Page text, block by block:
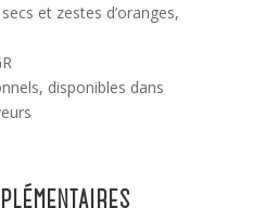
et zestes d’oranges,
disponibles dans